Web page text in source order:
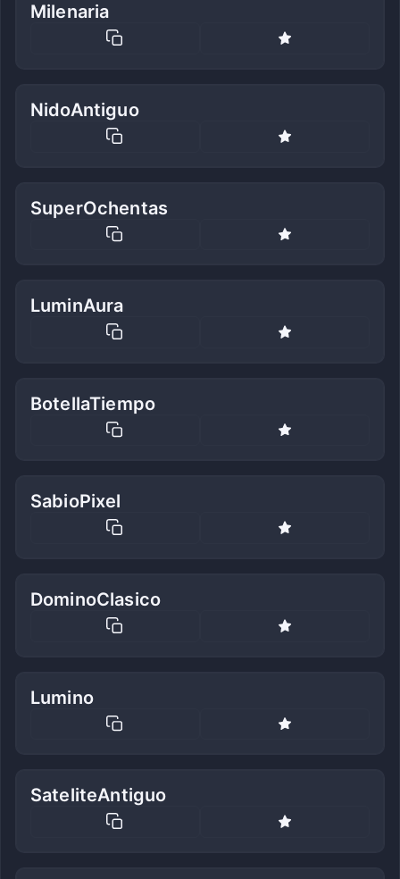
Milenaria
NidoAntiguo
SuperOchentas
LuminAura
BotellaTiempo
SabioPixel
DominoClasico
Lumino
SateliteAntiguo